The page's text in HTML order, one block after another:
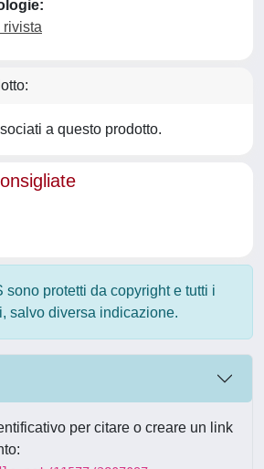
rivista
a questo prodotto.
sono protetti da copyright e tutti i
salvo diversa indicazione.
per citare o creare un link